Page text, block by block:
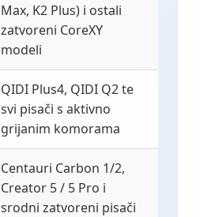
Max, K2 Plus) i ostali
zatvoreni CoreXY
modeli
QIDI Plus4, QIDI Q2 te
svi pisači s aktivno
grijanim komorama
Centauri Carbon 1/2,
Creator 5 / 5 Pro i
srodni zatvoreni pisači